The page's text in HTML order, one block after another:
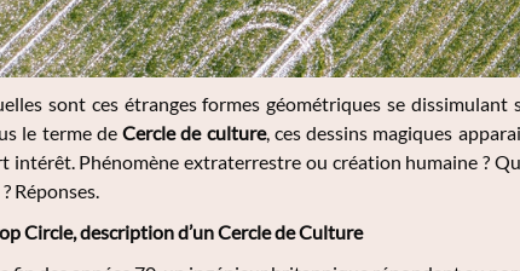
sont ces étranges formes géométriques se
le terme deCercle de culture, ces dessins magiques
intérêt. Phénomène extraterrestre ou création humaine ?
Réponses.
Circle, description d’un Cercle de Culture